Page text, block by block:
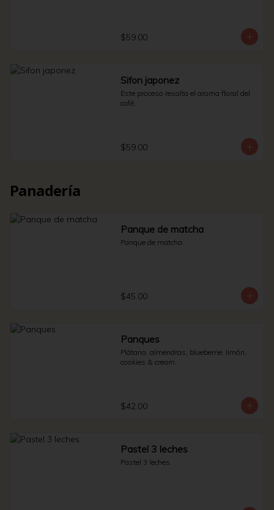
$59.00
Sifon japonez
Este proceso resalta el aroma floral del
café.
$59.00
Panadería
Panque de matcha
Panque de matcha.
$45.00
Panques
Plátano, almendras, blueberrie, limón,
cookies & cream.
$42.00
Pastel 3 leches
Pastel 3 leches.